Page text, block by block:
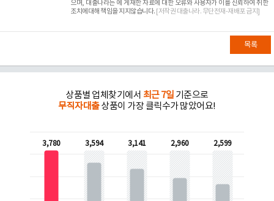
으며, 대출나라는 에 게재한 자료에 대한 오류와 사용자가 이를 신뢰하여 취한
조치에대해 책임을 지지않습니다. [저작권 대출나라. 무단전재-재배포 금지]
목록
상품별 업체찾기에서 최근 7일 기준으로
무직자대출상품이 가장 클릭수가 많았어요!
3,780 3,594 3,141 2,960 2,599